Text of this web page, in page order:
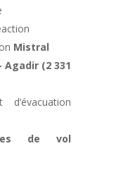
Mistral
Agadir (2 331
de vol